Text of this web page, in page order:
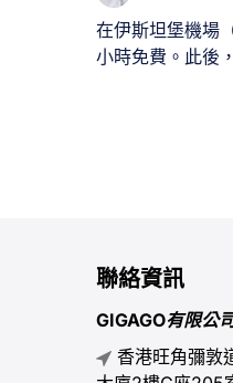
在伊斯坦堡機場
小時免費。此後
嗎？ 是的，伊斯
供旅客一小時免
各航廈找到這些
大廳、候機區以
免費使用首小時
聯絡資訊
GIGAGO有限公
香港旺角彌敦